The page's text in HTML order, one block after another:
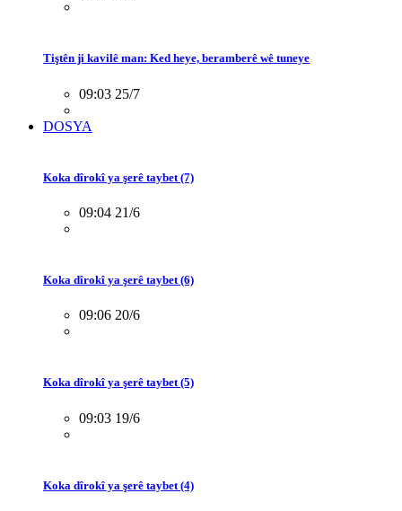
Tiştên ji kavilê man: Ked heye, beramberê wê tuneye
09:03 25/7
DOSYA
Koka dîrokî ya şerê taybet (7)
09:04 21/6
Koka dîrokî ya şerê taybet (6)
09:06 20/6
Koka dîrokî ya şerê taybet (5)
09:03 19/6
Koka dîrokî ya şerê taybet (4)